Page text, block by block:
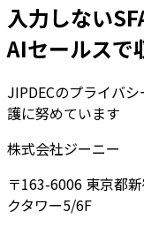
入力しない
AIセールスで
JIPDECのプライバ
護に努めています
株式会社ジーニー
〒163-6006 東京都
クタワー5/6F